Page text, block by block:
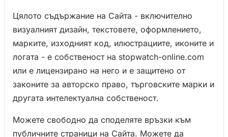
Цялото съдържание на Сайта - включително
визуалният дизайн, текстовете, оформлението,
марките, изходният код, илюстрациите, иконите и
логата - е собственост на stopwatch-online.com
или е лицензирано на него и е защитено от
законите за авторско право, търговските марки и
другата интелектуална собственост.
Можете свободно да споделяте връзки към
публичните страници на Сайта. Можете да